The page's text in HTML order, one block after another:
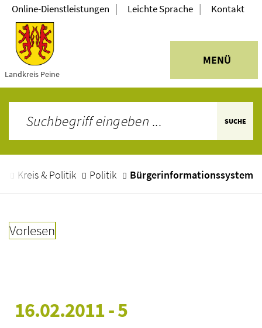
Landkreis Peine
MENÜ
Online-Dienstleistungen | Leichte Sprache | Kontakt
SUCHE
Kreis & Politik Politik Bürgerinformationssystem
Vorlesen
16.02.2011 - 5